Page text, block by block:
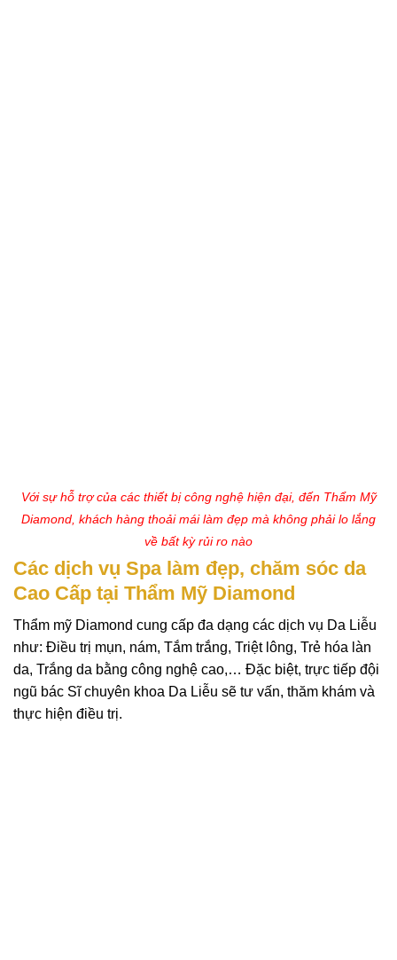
Với sự hỗ trợ của các thiết bị công nghệ hiện đại, đến Thẩm Mỹ
Diamond, khách hàng thoải mái làm đẹp mà không phải lo lắng
về bất kỳ rủi ro nào
Các dịch vụ Spa làm đẹp, chăm sóc da
Cao Cấp tại Thẩm Mỹ Diamond
Thẩm mỹ Diamond cung cấp đa dạng các dịch vụ Da Liễu
như: Điều trị mụn, nám, Tắm trắng, Triệt lông, Trẻ hóa làn
da, Trắng da bằng công nghệ cao,… Đặc biệt, trực tiếp đội
ngũ bác Sĩ chuyên khoa Da Liễu sẽ tư vấn, thăm khám và
thực hiện điều trị.